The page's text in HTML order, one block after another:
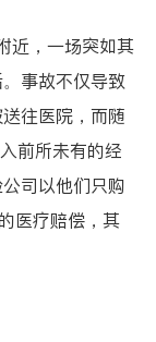
近，一场突如其
事故不仅导致
往医院，而随
前所未有的经
司以他们只购
医疗赔偿，其